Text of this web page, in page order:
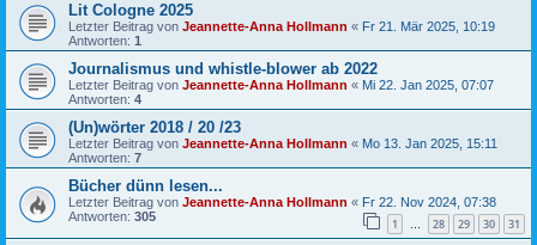
Lit Cologne 2025
Letzter Beitrag von Jeannette-Anna Hollmann « Fr 21. Mär 2025, 10:19
Antworten: 1
Journalismus und whistle-blower ab 2022
Letzter Beitrag von Jeannette-Anna Hollmann « Mi 22. Jan 2025, 07:07
Antworten: 4
(Un)wörter 2018 / 20 /23
Letzter Beitrag von Jeannette-Anna Hollmann « Mo 13. Jan 2025, 15:11
Antworten: 7
Bücher dünn lesen...
Letzter Beitrag von Jeannette-Anna Hollmann « Fr 22. Nov 2024, 07:38
Antworten: 305 1 … 28 29 30 31